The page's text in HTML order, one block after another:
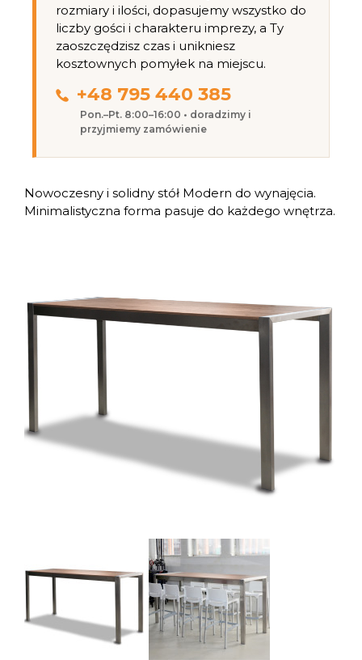
rozmiary i ilości, dopasujemy wszystko do
liczby gości i charakteru imprezy, a Ty
zaoszczędzisz czas i unikniesz
kosztownych pomyłek na miejscu.
+48 795 440 385
Pon.–Pt. 8:00–16:00 • doradzimy i
przyjmiemy zamówienie
Nowoczesny i solidny stół Modern do wynajęcia.
Minimalistyczna forma pasuje do każdego wnętrza.